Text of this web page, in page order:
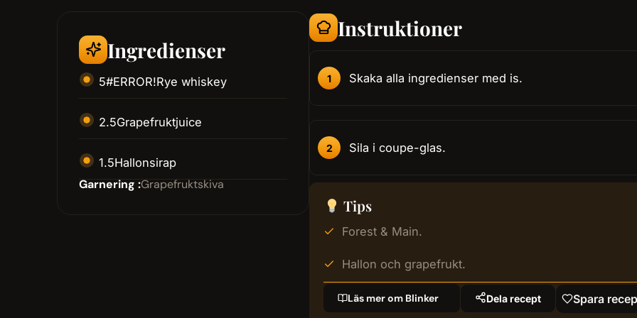
Ingredienser
5#ERROR!Rye whiskey
2.5Grapefruktjuice
1.5Hallonsirap
Garnering :Grapefruktskiva
Instruktioner
Skaka alla ingredienser med is.
Sila i coupe-glas.
Tips
Forest & Main.
Hallon och grapefrukt.
Läs mer om Blinker Dela recept Spara